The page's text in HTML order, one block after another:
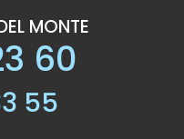
MONTE
60
55